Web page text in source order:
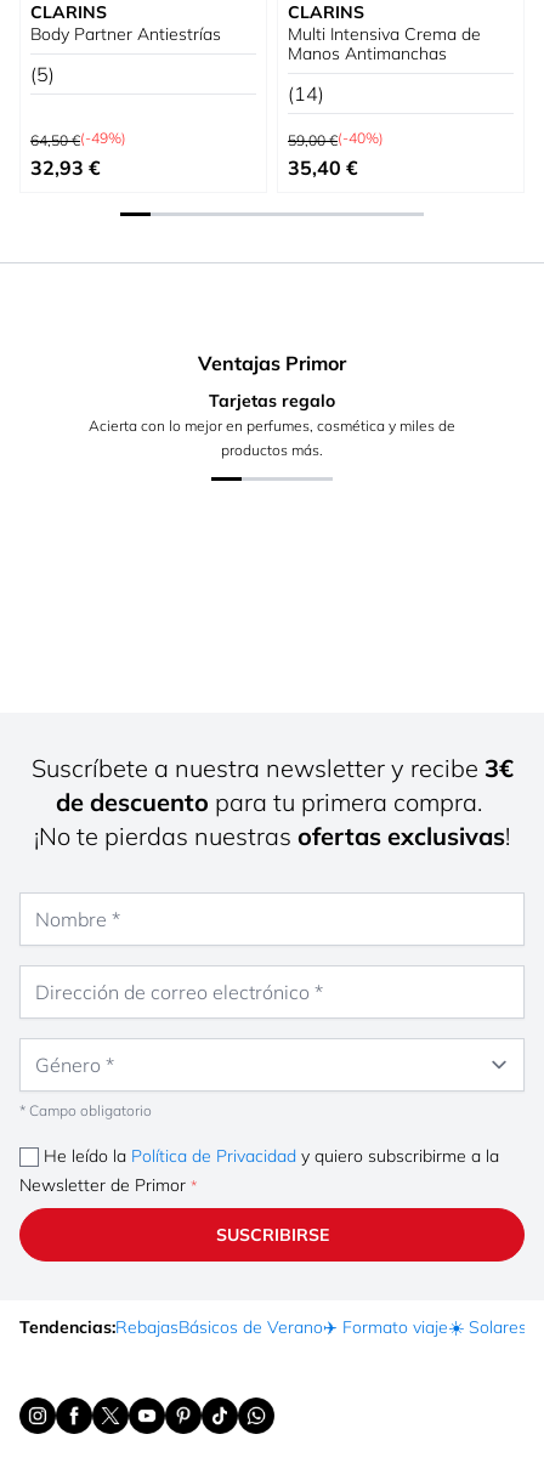
CLARINS
Body Partner Antiestrías
(5)
Precio habitual
64,50 €(-49%)
Precio especial
32,93 €
CLARINS
Multi Intensiva Crema de
Manos Antimanchas
(14)
Precio habitual
59,00 €(-40%)
Precio especial
35,40 €
Ventajas Primor
Tarjetas regalo
Acierta con lo mejor en perfumes, cosmética y miles de
productos más.
Suscríbete a nuestra newsletter y recibe 3€
de descuento para tu primera compra.
¡No te pierdas nuestras ofertas exclusivas!
* Campo obligatorio
He leído la Política de Privacidad y quiero subscribirme a la
Newsletter de Primor
SUSCRIBIRSE
Tendencias:RebajasBásicos de Verano✈️ Formato viaje☀️ Solares